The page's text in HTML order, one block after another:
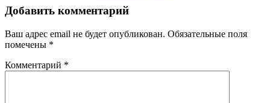
Добавить комментарий
Ваш адрес email не будет опубликован. Обязательные поля
помечены *
Комментарий *